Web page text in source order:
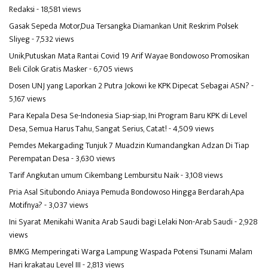
Redaksi- 18,581 views
Gasak Sepeda Motor,Dua Tersangka Diamankan Unit Reskrim Polsek
Sliyeg- 7,532 views
Unik,Putuskan Mata Rantai Covid 19 Arif Wayae Bondowoso Promosikan
Beli Cilok Gratis Masker- 6,705 views
Dosen UNJ yang Laporkan 2 Putra Jokowi ke KPK Dipecat Sebagai ASN?-
5,167 views
Para Kepala Desa Se-Indonesia Siap-siap, Ini Program Baru KPK di Level
Desa, Semua Harus Tahu, Sangat Serius, Catat!- 4,509 views
Pemdes Mekargading Tunjuk 7 Muadzin Kumandangkan Adzan Di Tiap
Perempatan Desa- 3,630 views
Tarif Angkutan umum Cikembang Lembursitu Naik- 3,108 views
Pria Asal Situbondo Aniaya Pemuda Bondowoso Hingga Berdarah,Apa
Motifnya?- 3,037 views
Ini Syarat Menikahi Wanita Arab Saudi bagi Lelaki Non-Arab Saudi- 2,928
views
BMKG Memperingati Warga Lampung Waspada Potensi Tsunami Malam
Hari krakatau Level III- 2,813 views